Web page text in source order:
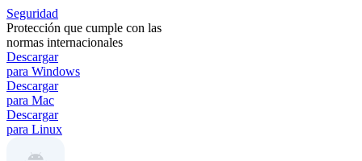
Seguridad
Protección que cumple con las
normas internacionales
Descargar
para Windows
Descargar
para Mac
Descargar
para Linux